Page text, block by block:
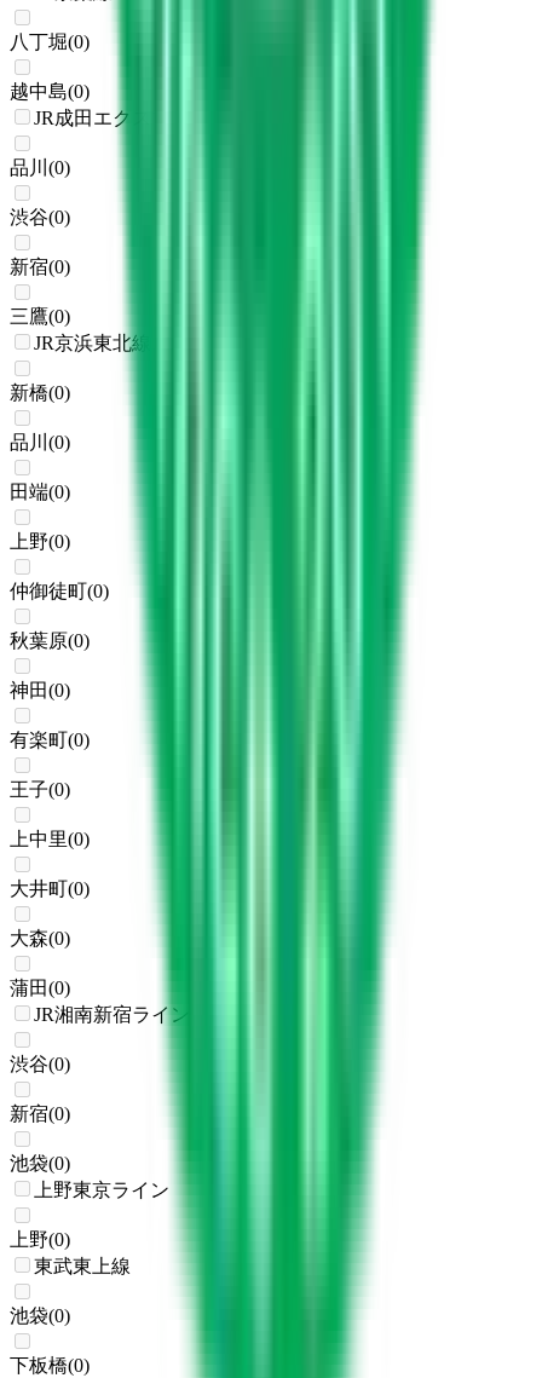
八丁堀(0)
越中島(0)
JR成田エクスプレス
品川 (0)
渋谷(0)
新宿(0)
三鷹(0)
JR京浜東北線
新橋(0)
品川 (0)
田端(0)
上野(0)
仲御徒町(0)
秋葉原(0)
神田(0)
有楽町(0)
王子(0)
上中里(0)
大井町(0)
大森(0)
蒲田(0)
JR湘南新宿ライン
渋谷(0)
新宿(0)
池袋(0)
上野東京ライン
上野(0)
東武東上線
池袋(0)
下板橋(0)